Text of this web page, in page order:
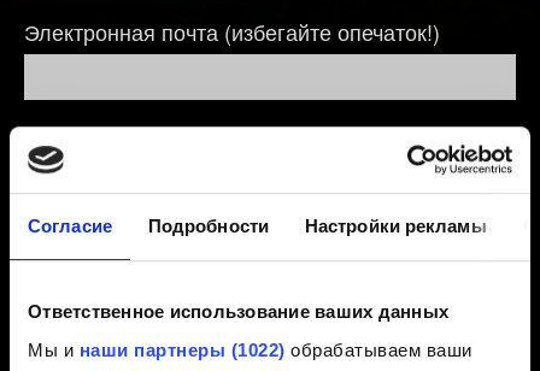
Согласие Подробности Настройки рекламы
Ответственное использование ваших данных
Мы и наши партнеры (1022) обрабатываем ваши
Электронная почта (избегайте опечаток!)
Короткое описание проблемы
Добавление файла